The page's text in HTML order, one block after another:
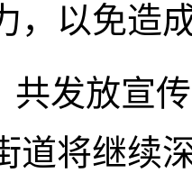
，以免造
共发放宣
道将继续